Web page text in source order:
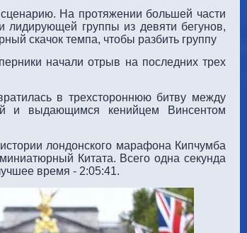
На протяжении большей части
лидирующей группы из девяти бегунов,
скачок темпа, чтобы разбить группу
начали отрыв на последних трех
в трехстороннюю битву между
и выдающимся кенийцем Винсентом
лондонского марафона Кипчумба
Китата. Всего одна секунда
время - 2:05:41.